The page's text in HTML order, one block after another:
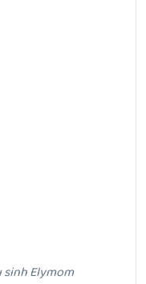
sinh Elymom